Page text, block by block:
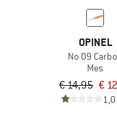
OPINEL
No 09
Mes
€ 14,95 €
1,0